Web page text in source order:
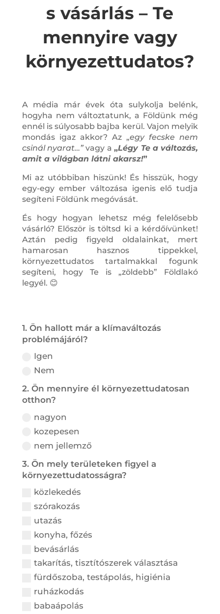
s vásárlás – Te
mennyire vagy
környezettudatos?
A média már évek óta sulykolja belénk,
hogyha nem változtatunk, a Földünk még
ennél is súlyosabb bajba kerül. Vajon melyik
mondás igaz akkor? Az „egy fecske nem
csinál nyarat…” vagy a„Légy Te a változás,
amit a világban látni akarsz!”
Mi az utóbbiban hiszünk! És hisszük, hogy
egy-egy ember változása igenis elő tudja
segíteni Földünk megóvását.
És hogy hogyan lehetsz még felelősebb
vásárló? Először is töltsd ki a kérdőívünket!
Aztán pedig figyeld oldalainkat, mert
hamarosan hasznos tippekkel,
környezettudatos tartalmakkal fogunk
segíteni, hogy Te is „zöldebb” Földlakó
legyél. 😊
1. Ön hallott már a klímaváltozás
problémájáról?
Igen
Nem
2. Ön mennyire él környezettudatosan
otthon?
nagyon
kozepesen
nem jellemző
3. Ön mely területeken figyel a
környezettudatosságra?
közlekedés
szórakozás
utazás
konyha, főzés
bevásárlás
takarítás, tisztítószerek választása
fürdőszoba, testápolás, higiénia
ruházkodás
babaápolás